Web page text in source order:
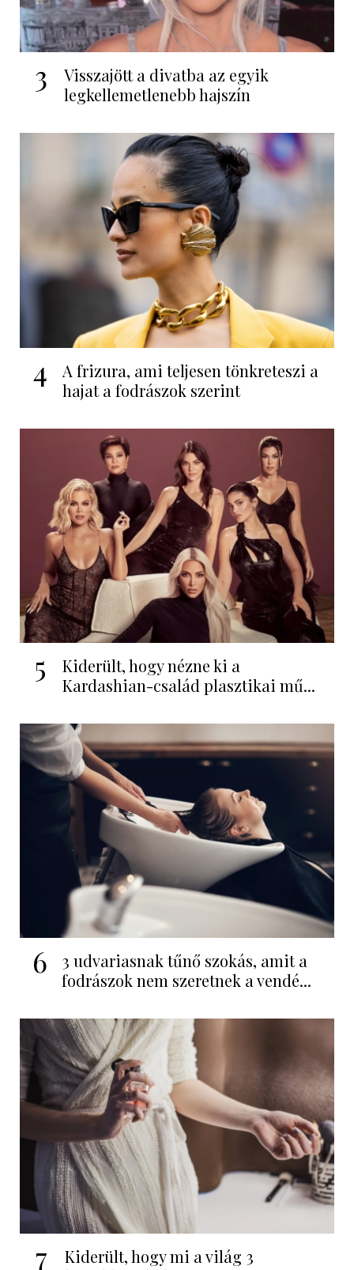
3
Visszajött a divatba az egyik
legkellemetlenebb hajszín
4
A frizura, ami teljesen tönkreteszi a
hajat a fodrászok szerint
5
Kiderült, hogy nézne ki a
Kardashian-család plasztikai mű...
6
3 udvariasnak tűnő szokás, amit a
fodrászok nem szeretnek a vendé...
7
Kiderült, hogy mi a világ 3